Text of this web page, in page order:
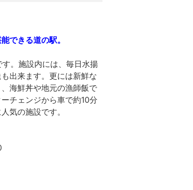
できる道の駅。
。施設内には、毎日水揚
出来ます。更には新鮮な
海鮮丼や地元の漁師飯で
チェンジから車で約10分
気の施設です。